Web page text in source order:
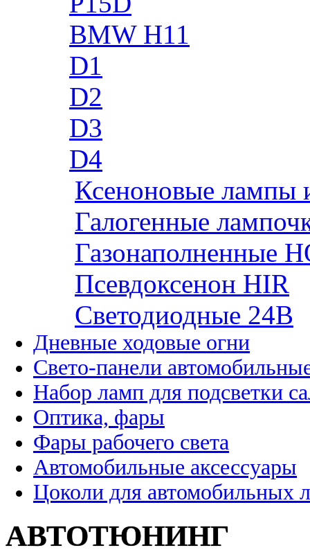
BMW H11
D1
D2
D3
D4
Ксеноновые лампы
Галогенные
Газонаполненные
Псевдоксенон HIR
Cветодиодные 24B
Дневные ходовые огни
Свето-панели
Набор ламп для подсветки
Оптика, фары
Фары рабочего света
Автомобильные аксессуары
Цоколи для автомобильных
АВТОТЮНИНГ